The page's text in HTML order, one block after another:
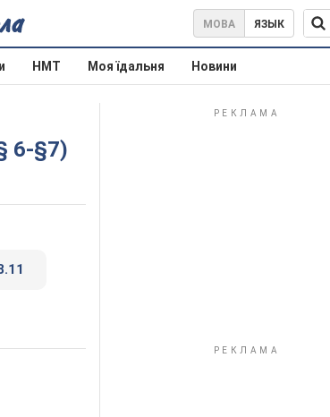
МОВА ЯЗЫК
НМТ Моя їдальня Новини
6-§7)